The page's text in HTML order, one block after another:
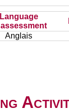
Language
Anglais